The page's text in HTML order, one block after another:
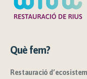
Què fem?
Restauració